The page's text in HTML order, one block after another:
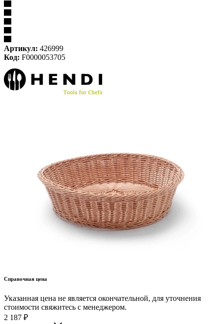
Артикул: 426999
Код: F0000053705
Справочная цена
Указанная цена не является окончательной, для уточнения
стоимости свяжитесь с менеджером.
2 187 ₽